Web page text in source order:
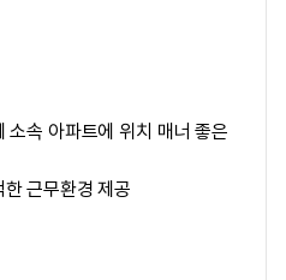
소속 아파트에 위치 매너 좋은
근무환경 제공